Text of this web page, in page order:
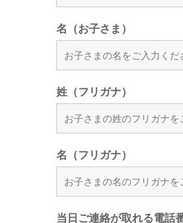
名（お子さま）
姓（フリガナ）
名（フリガナ）
当日ご連絡が取れる電話